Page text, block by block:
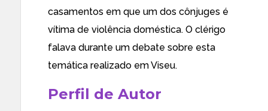
casamentos em que um dos cônjuges é
vítima de violência doméstica. O clérigo
falava durante um debate sobre esta
temática realizado em Viseu.
Perfil de Autor